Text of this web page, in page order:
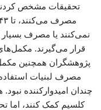
تحقیقات مشخص
نمی‌کنند یا مصرف
قرار می‌گیرند.
پژوهشگران همچنین
مصرف لبنیات استفاده
چندان امیدوارکننده
کلسیم کمک کنند، اما